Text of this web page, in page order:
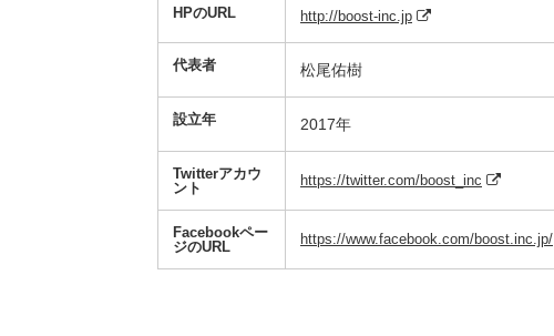
HPのURL http://boost-inc.jp
代表者 松尾佑樹
設立年 2017年
Twitterアカウ
ント
https://twitter.com/boost_inc
Facebookペー
ジのURL
https://www.facebook.com/boost.inc.jp/